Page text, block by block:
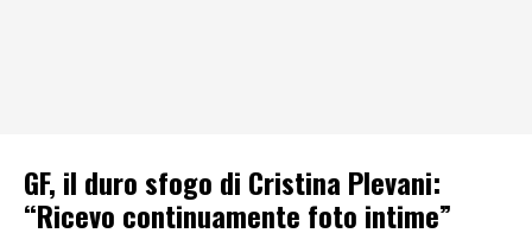
GF, il duro sfogo di Cristina Plevani:
“Ricevo continuamente foto intime”